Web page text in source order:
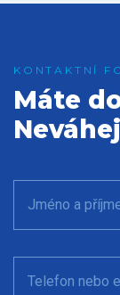
Máte
Jméno a
Telefon nebo